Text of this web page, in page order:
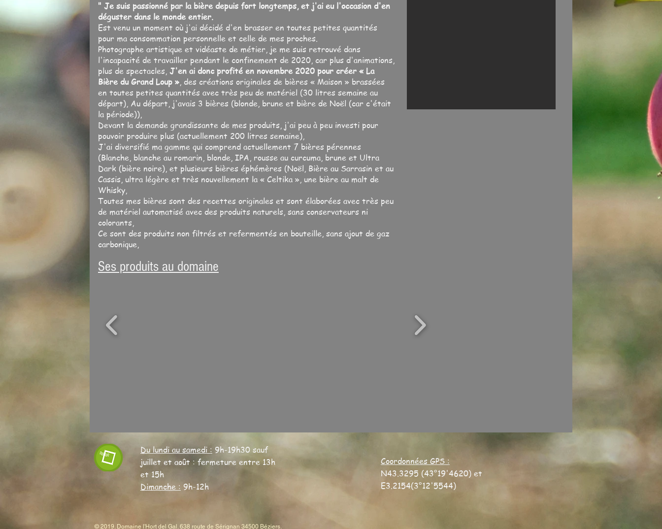
" Je suis passionné par la bière depuis fort longtemps, et j'ai eu l'occasion d'en
déguster dans le monde entier.
Est venu un moment où j'ai décidé d'en brasser en toutes petites quantités
pour ma consommation personnelle et celle de mes proches.
Photographe artistique et vidéaste de métier, je me suis retrouvé dans
l'incapacité de travailler pendant le confinement de 2020, car plus d'animations,
plus de spectacles, J'en ai donc profité en novembre 2020 pour créer « La
Bière du Grand Loup », des créations originales de bières « Maison » brassées
en toutes petites quantités avec très peu de matériel (30 litres semaine au
départ), Au départ, j'avais 3 bières (blonde, brune et bière de Noël (car c'était
la période)),
Devant la demande grandissante de mes produits, j'ai peu à peu investi pour
pouvoir produire plus (actuellement 200 litres semaine),
J'ai diversifié ma gamme qui comprend actuellement 7 bières pérennes
(Blanche, blanche au romarin, blonde, IPA, rousse au curcuma, brune et Ultra
Dark (bière noire), et plusieurs bières éphémères (Noël, Bière au Sarrasin et au
Cassis, ultra légère et très nouvellement la « Celtika », une bière au malt de
Whisky,
Toutes mes bières sont des recettes originales et sont élaborées avec très peu
de matériel automatisé avec des produits naturels, sans conservateurs ni
colorants,
Ce sont des produits non filtrés et refermentés en bouteille, sans ajout de gaz
carbonique,
Ses produits au domaine
Du lundi au samedi : 9h-19h30 sauf
juillet et août : fermeture entre 13h
et 15h
Dimanche : 9h-12h
Coordonnées GPS :
N43.3295 (43°19'4620) et
E3.2154(3°12'5544)
© 2019. Domaine l'Hort del Gal. 638 route de Sérignan 34500 Béziers.